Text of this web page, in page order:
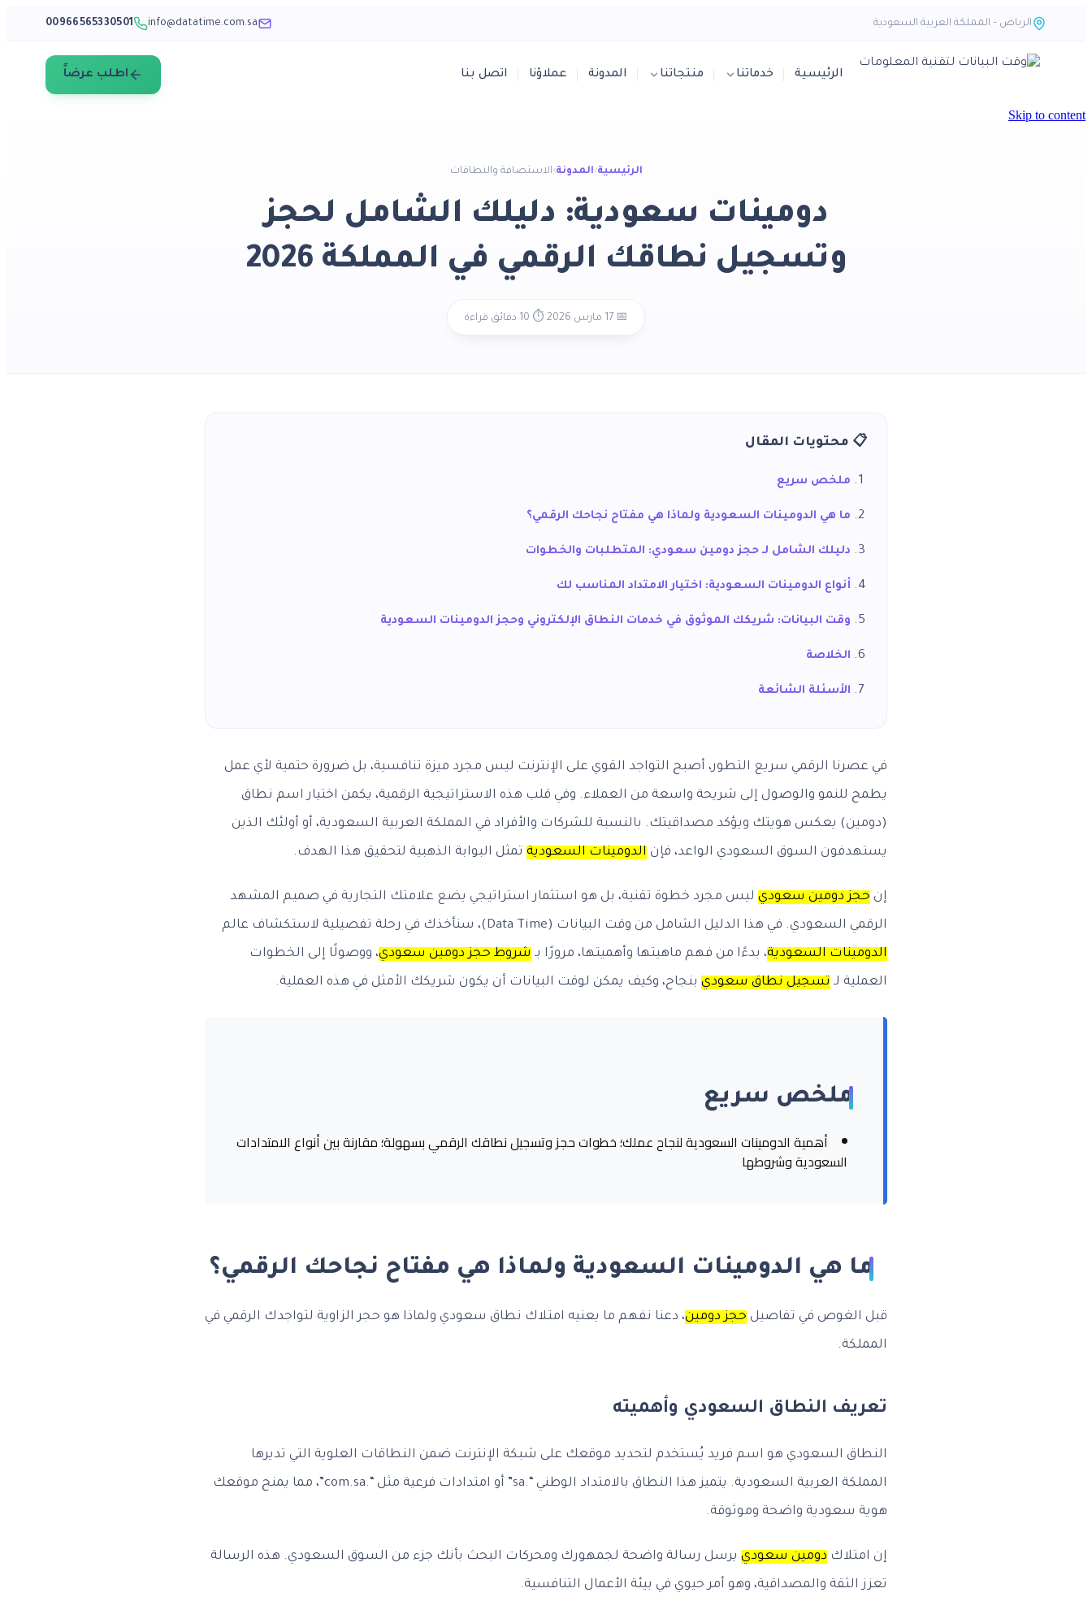
الرياض – المملكة العربية السعودية info@datatime.com.sa
00966565330501
الرئيسية خدماتنا منتجاتنا المدونة عملاؤنا اتصل بنا اطلب عرضاً
Skip to content
الرئيسية›المدونة›الاستضافة والنطاقات
دومينات سعودية: دليلك الشامل لحجز
وتسجيل نطاقك الرقمي في المملكة 2026
📅 17 مارس 2026 ·⏱️ 10 دقائق قراءة
📋 محتويات المقال
ملخص سريع
ما هي الدومينات السعودية ولماذا هي مفتاح نجاحك الرقمي؟
دليلك الشامل لـ حجز دومين سعودي: المتطلبات والخطوات
أنواع الدومينات السعودية: اختيار الامتداد المناسب لك
وقت البيانات: شريكك الموثوق في خدمات النطاق الإلكتروني وحجز الدومينات السعودية
الخلاصة
الأسئلة الشائعة
في عصرنا الرقمي سريع التطور، أصبح التواجد القوي على الإنترنت ليس مجرد ميزة تنافسية، بل ضرورة حتمية لأي عمل
يطمح للنمو والوصول إلى شريحة واسعة من العملاء. وفي قلب هذه الاستراتيجية الرقمية، يكمن اختيار اسم نطاق
(دومين) يعكس هويتك ويؤكد مصداقيتك. بالنسبة للشركات والأفراد في المملكة العربية السعودية، أو أولئك الذين
يستهدفون السوق السعودي الواعد، فإن الدومينات السعودية تمثل البوابة الذهبية لتحقيق هذا الهدف.
إن حجز دومين سعودي ليس مجرد خطوة تقنية، بل هو استثمار استراتيجي يضع علامتك التجارية في صميم المشهد
الرقمي السعودي. في هذا الدليل الشامل من وقت البيانات (Data Time)، سنأخذك في رحلة تفصيلية لاستكشاف عالم
الدومينات السعودية، بدءًا من فهم ماهيتها وأهميتها، مرورًا بـ شروط حجز دومين سعودي، ووصولًا إلى الخطوات
العملية لـ تسجيل نطاق سعودي بنجاح، وكيف يمكن لوقت البيانات أن يكون شريكك الأمثل في هذه العملية.
ملخص سريع
أهمية الدومينات السعودية لنجاح عملك؛ خطوات حجز وتسجيل نطاقك الرقمي بسهولة؛ مقارنة بين أنواع الامتدادات
السعودية وشروطها
ما هي الدومينات السعودية ولماذا هي مفتاح نجاحك الرقمي؟
قبل الغوص في تفاصيل حجز دومين، دعنا نفهم ما يعنيه امتلاك نطاق سعودي ولماذا هو حجر الزاوية لتواجدك الرقمي في
المملكة.
تعريف النطاق السعودي وأهميته
النطاق السعودي هو اسم فريد يُستخدم لتحديد موقعك على شبكة الإنترنت ضمن النطاقات العلوية التي تديرها
المملكة العربية السعودية. يتميز هذا النطاق بالامتداد الوطني “.sa” أو امتدادات فرعية مثل “.com.sa”، مما يمنح موقعك
هوية سعودية واضحة وموثوقة.
إن امتلاك دومين سعودي يرسل رسالة واضحة لجمهورك ومحركات البحث بأنك جزء من السوق السعودي. هذه الرسالة
تعزز الثقة والمصداقية، وهو أمر حيوي في بيئة الأعمال التنافسية.